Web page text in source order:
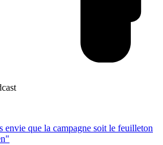
envie que la campagne soit le feuilleton